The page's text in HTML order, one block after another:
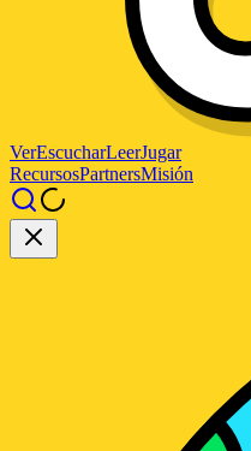
VerEscucharLeerJugar
RecursosPartnersMisión